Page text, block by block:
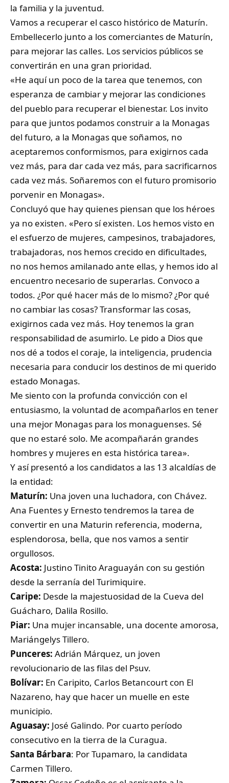
la familia y la juventud.
Vamos a recuperar el casco histórico de Maturín.
Embellecerlo junto a los comerciantes de Maturín,
para mejorar las calles. Los servicios públicos se
convertirán en una gran prioridad.
«He aquí un poco de la tarea que tenemos, con
esperanza de cambiar y mejorar las condiciones
del pueblo para recuperar el bienestar. Los invito
para que juntos podamos construir a la Monagas
del futuro, a la Monagas que soñamos, no
aceptaremos conformismos, para exigirnos cada
vez más, para dar cada vez más, para sacrificarnos
cada vez más. Soñaremos con el futuro promisorio
porvenir en Monagas».
Concluyó que hay quienes piensan que los héroes
ya no existen. «Pero sí existen. Los hemos visto en
el esfuerzo de mujeres, campesinos, trabajadores,
trabajadoras, nos hemos crecido en dificultades,
no nos hemos amilanado ante ellas, y hemos ido al
encuentro necesario de superarlas. Convoco a
todos. ¿Por qué hacer más de lo mismo? ¿Por qué
no cambiar las cosas? Transformar las cosas,
exigirnos cada vez más. Hoy tenemos la gran
responsabilidad de asumirlo. Le pido a Dios que
nos dé a todos el coraje, la inteligencia, prudencia
necesaria para conducir los destinos de mi querido
estado Monagas.
Me siento con la profunda convicción con el
entusiasmo, la voluntad de acompañarlos en tener
una mejor Monagas para los monaguenses. Sé
que no estaré solo. Me acompañarán grandes
hombres y mujeres en esta histórica tarea».
Y así presentó a los candidatos a las 13 alcaldías de
la entidad:
Maturín: Una joven una luchadora, con Chávez.
Ana Fuentes y Ernesto tendremos la tarea de
convertir en una Maturin referencia, moderna,
esplendorosa, bella, que nos vamos a sentir
orgullosos.
Acosta: Justino Tinito Araguayán con su gestión
desde la serranía del Turimiquire.
Caripe: Desde la majestuosidad de la Cueva del
Guácharo, Dalila Rosillo.
Piar: Una mujer incansable, una docente amorosa,
Mariángelys Tillero.
Punceres: Adrián Márquez, un joven
revolucionario de las filas del Psuv.
Bolívar: En Caripito, Carlos Betancourt con El
Nazareno, hay que hacer un muelle en este
municipio.
Aguasay: José Galindo. Por cuarto período
consecutivo en la tierra de la Curagua.
Santa Bárbara: Por Tupamaro, la candidata
Carmen Tillero.